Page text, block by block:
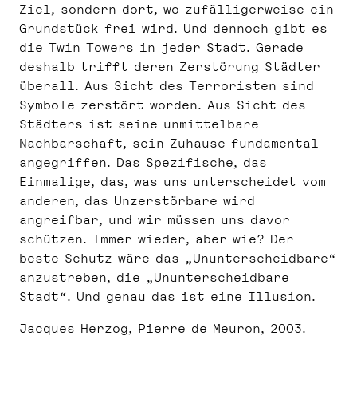
Ziel, sondern dort, wo zufälligerweise ein
Grundstück frei wird. Und dennoch gibt es
die Twin Towers in jeder Stadt. Gerade
deshalb trifft deren Zerstörung Städter
überall. Aus Sicht des Terroristen sind
Symbole zerstört worden. Aus Sicht des
Städters ist seine unmittelbare
Nachbarschaft, sein Zuhause fundamental
angegriffen. Das Spezifische, das
Einmalige, das, was uns unterscheidet vom
anderen, das Unzerstörbare wird
angreifbar, und wir müssen uns davor
schützen. Immer wieder, aber wie? Der
beste Schutz wäre das „Ununterscheidbare“
anzustreben, die „Ununterscheidbare
Stadt“. Und genau das ist eine Illusion.
Jacques Herzog, Pierre de Meuron, 2003.